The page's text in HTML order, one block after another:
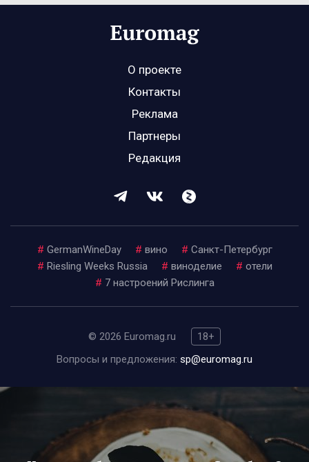
О проекте
Контакты
Реклама
Партнеры
Редакция
# GermanWineDay # вино # Санкт-Петербург
# Riesling Weeks Russia # виноделие # отели
# 7 настроений Рислинга
© 2026 Euromag.ru
18+
Вопросы и предложения: sp@euromag.ru